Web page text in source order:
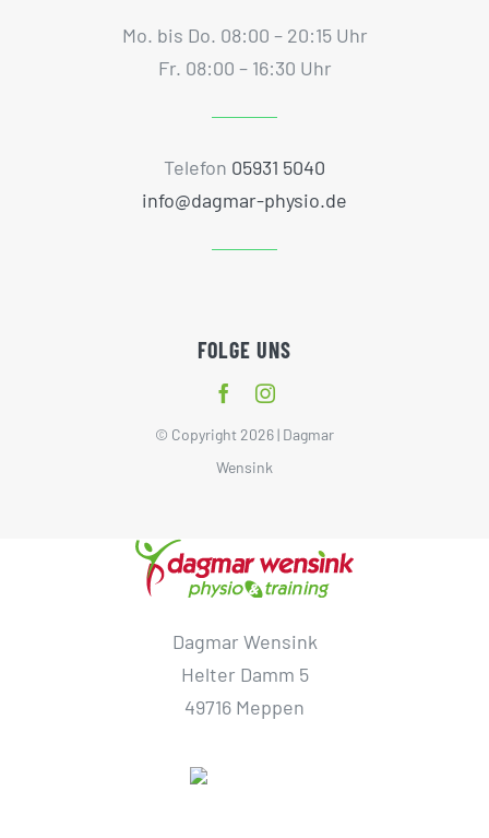
Mo. bis Do. 08:00 – 20:15 Uhr
Fr. 08:00 – 16:30 Uhr
Telefon 05931 5040
info@dagmar-physio.de
FOLGE UNS
© Copyright 2026 | Dagmar
Wensink
Dagmar Wensink
Helter Damm 5
49716 Meppen